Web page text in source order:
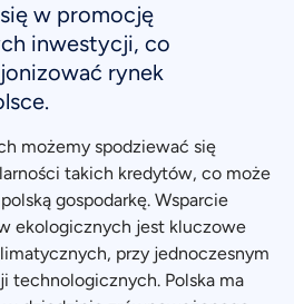
w promocję
inwestycji, co
rynek
możemy spodziewać się
takich kredytów, co może
gospodarkę. Wsparcie
ekologicznych jest kluczowe
przy jednoczesnym
technologicznych. Polska ma